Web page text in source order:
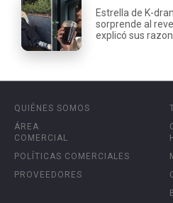
Estrella de K-
sorprende al
explicó sus
QUIÉNES SOMOS
ÁREA
COMERCIAL
POLÍTICAS COMERCIALES
PROVEEDORES